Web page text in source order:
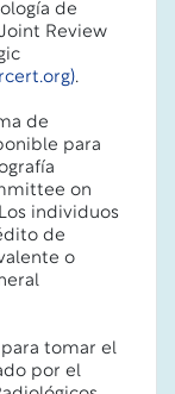
de
Review
.
de
para
on
individuos
de
o
tomar el
por el